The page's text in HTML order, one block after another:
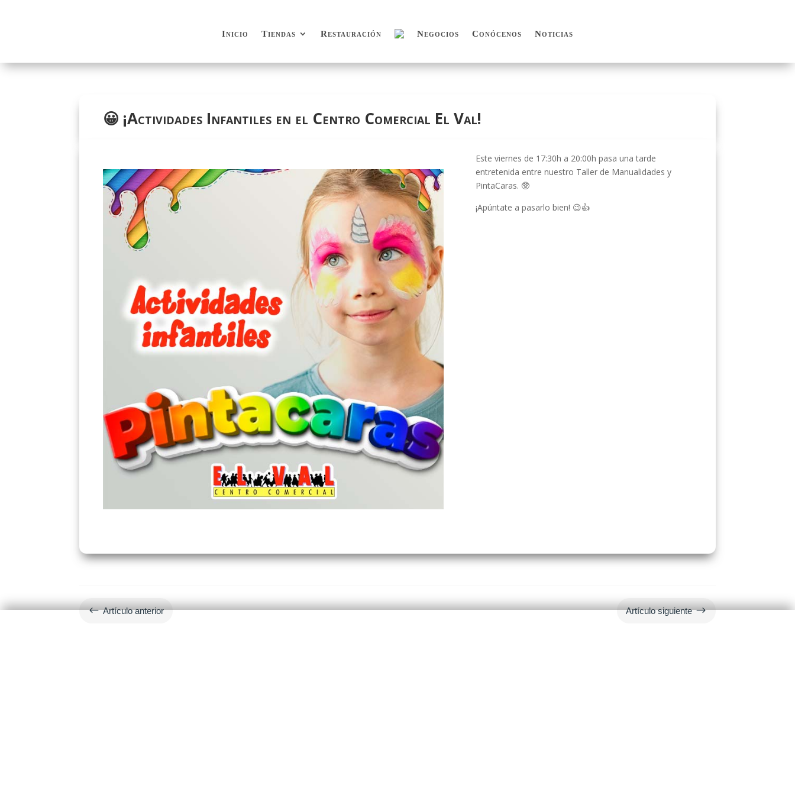
Inicio Tiendas Restauración Negocios Conócenos Noticias
Inicio Tiendas Restauración Negocios Conócenos Noticias
😀 ¡Actividades Infantiles en el Centro Comercial El Val!
Este viernes de 17:30h a 20:00h pasa una tarde
entretenida entre nuestro Taller de Manualidades y
PintaCaras. 🥸
¡Apúntate a pasarlo bien! 😉👍
# Artículo anterior Artículo siguiente $